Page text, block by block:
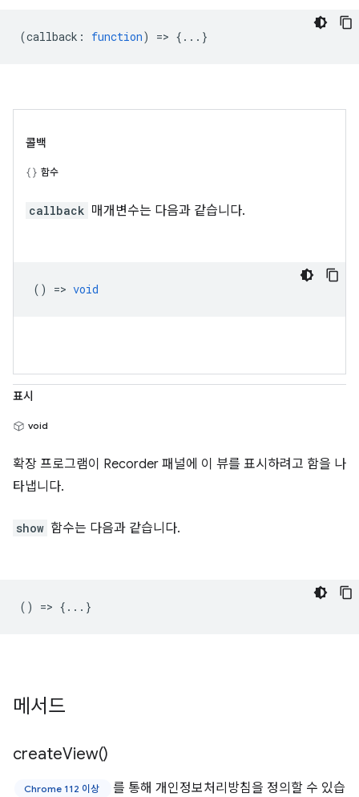
(callback : function) => {...}
콜백
함수
callback 매개변수는 다음과 같습니다.
() => void
표시
void
확장 프로그램이 Recorder 패널에 이 뷰를 표시하려고 함을 나
타냅니다.
show 함수는 다음과 같습니다.
() => {...}
메서드
createView()
Chrome 112 이상
를 통해 개인정보처리방침을 정의할 수 있습